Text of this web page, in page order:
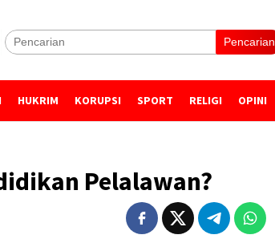
Pencarian
HUKRIM KORUPSI SPORT RELIGI OPINI
Pelalawan?